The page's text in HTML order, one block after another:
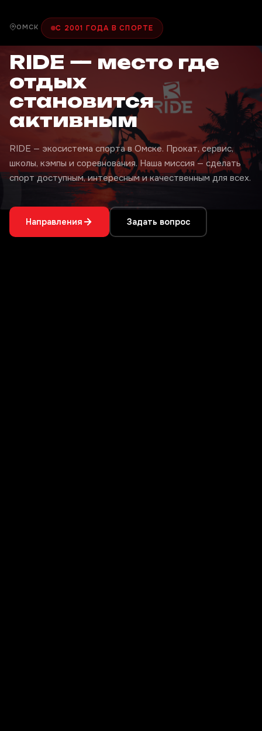
ОМСК С 2001 ГОДА В СПОРТЕ
RIDE — место где
отдых
становится
активным
RIDE — экосистема спорта в Омске. Прокат, сервис,
школы, кэмпы и соревнования. Наша миссия — сделать
спорт доступным, интересным и качественным для всех.
Направления Задать вопрос